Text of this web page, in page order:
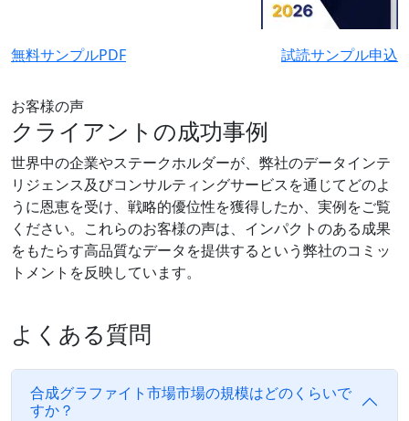
無料サンプルPDF 試読サンプル申込
お客様の声
クライアントの成功事例
世界中の企業やステークホルダーが、弊社のデータインテ
リジェンス及びコンサルティングサービスを通じてどのよ
うに恩恵を受け、戦略的優位性を獲得したか、実例をご覧
ください。これらのお客様の声は、インパクトのある成果
をもたらす高品質なデータを提供するという弊社のコミッ
トメントを反映しています。
よくある質問
合成グラファイト市場市場の規模はどのくらいで
すか？